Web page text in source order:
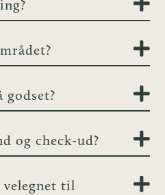
godset?
og check-ud?
velegnet til